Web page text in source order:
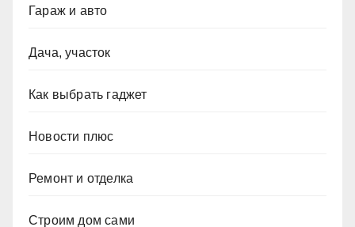
Гараж и авто
Дача, участок
Как выбрать гаджет
Новости плюс
Ремонт и отделка
Строим дом сами